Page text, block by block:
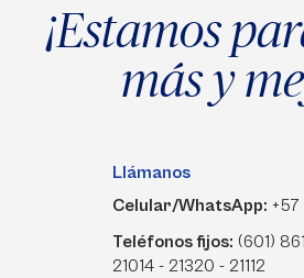
¡Estamos
más y
Llámanos
Celular/WhatsApp: +57
Teléfonos fijos: (601)
21014 - 21320 - 21112